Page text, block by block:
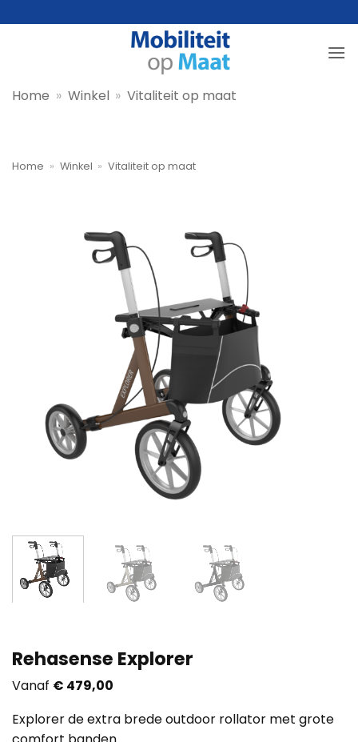
naar
Home » Winkel » Vitaliteit op maat
Home » Winkel » Vitaliteit op maat
Rehasense Explorer
Vanaf € 479,00
Explorer de extra brede outdoor rollator met grote